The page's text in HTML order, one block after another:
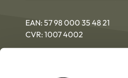
EAN: 57 98 000 35 48 21
CVR: 1007 4002